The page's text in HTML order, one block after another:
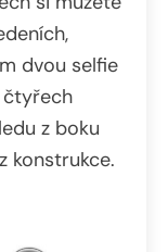
dvou selfie
čtyřech
z boku
konstrukce.